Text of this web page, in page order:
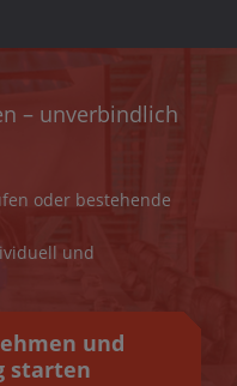
– unverbindlich
oder bestehende
und
und
starten